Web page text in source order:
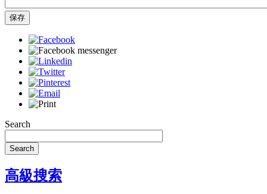
保存
Search
Search
高級搜索